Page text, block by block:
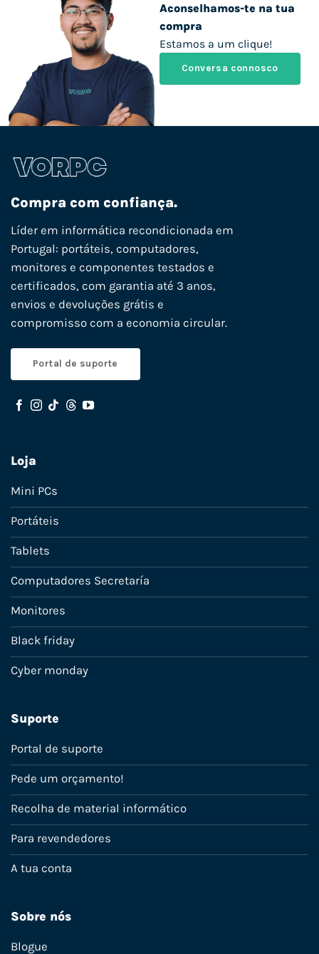
Aconselhamos-te na tua
compra
Estamos a um clique!
Conversa connosco
Compra com confiança.
Líder em informática recondicionada em
Portugal: portáteis, computadores,
monitores e componentes testados e
certificados, com garantia até 3 anos,
envios e devoluções grátis e
compromisso com a economia circular.
Portal de suporte
Loja
Mini PCs
Portáteis
Tablets
Computadores Secretaría
Monitores
Black friday
Cyber monday
Suporte
Portal de suporte
Pede um orçamento!
Recolha de material informático
Para revendedores
A tua conta
Sobre nós
Blogue